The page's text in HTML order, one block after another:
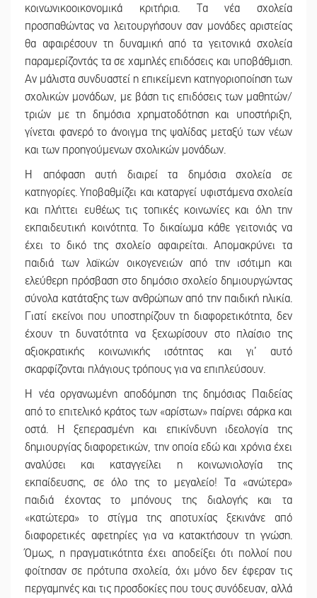
κοινωνικοοικονομικά κριτήρια. Τα νέα σχολεία
προσπαθώντας να λειτουργήσουν σαν μονάδες αριστείας
θα αφαιρέσουν τη δυναμική από τα γειτονικά σχολεία
παραμερίζοντάς τα σε χαμηλές επιδόσεις και υποβάθμιση.
Αν μάλιστα συνδυαστεί η επικείμενη κατηγοριοποίηση των
σχολικών μονάδων, με βάση τις επιδόσεις των μαθητών/
τριών με τη δημόσια χρηματοδότηση και υποστήριξη,
γίνεται φανερό το άνοιγμα της ψαλίδας μεταξύ των νέων
και των προηγούμενων σχολικών μονάδων.
Η απόφαση αυτή διαιρεί τα δημόσια σχολεία σε
κατηγορίες. Υποβαθμίζει και καταργεί υφιστάμενα σχολεία
και πλήττει ευθέως τις τοπικές κοινωνίες και όλη την
εκπαιδευτική κοινότητα. Το δικαίωμα κάθε γειτονιάς να
έχει το δικό της σχολείο αφαιρείται. Απομακρύνει τα
παιδιά των λαϊκών οικογενειών από την ισότιμη και
ελεύθερη πρόσβαση στο δημόσιο σχολείο δημιουργώντας
σύνολα κατάταξης των ανθρώπων από την παιδική ηλικία.
Γιατί εκείνοι που υποστηρίζουν τη διαφορετικότητα, δεν
έχουν τη δυνατότητα να ξεχωρίσουν στο πλαίσιο της
αξιοκρατικής κοινωνικής ισότητας και γι’ αυτό
σκαρφίζονται πλάγιους τρόπους για να επιπλεύσουν.
Η νέα οργανωμένη αποδόμηση της δημόσιας Παιδείας
από το επιτελικό κράτος των «αρίστων» παίρνει σάρκα και
οστά. Η ξεπερασμένη και επικίνδυνη ιδεολογία της
δημιουργίας διαφορετικών, την οποία εδώ και χρόνια έχει
αναλύσει και καταγγείλει η κοινωνιολογία της
εκπαίδευσης, σε όλο της το μεγαλείο! Τα «ανώτερα»
παιδιά έχοντας το μπόνους της διαλογής και τα
«κατώτερα» το στίγμα της αποτυχίας ξεκινάνε από
διαφορετικές αφετηρίες για να κατακτήσουν τη γνώση.
Όμως, η πραγματικότητα έχει αποδείξει ότι πολλοί που
φοίτησαν σε πρότυπα σχολεία, όχι μόνο δεν έφεραν τις
περγαμηνές και τις προσδοκίες που τους συνόδευαν, αλλά